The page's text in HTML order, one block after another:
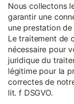
Nous collectons
garantir une
une prestation
Le traitement de
nécessaire pour
juridique du
légitime pour la
correctes de
lit. f DSGVO.